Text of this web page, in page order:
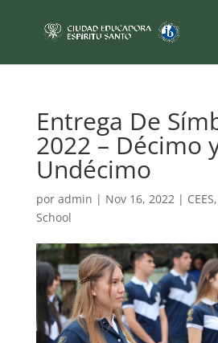
Entrega De
2022 – Décimo
Undécimo
por admin | Nov 16, 2022| CEES,
School